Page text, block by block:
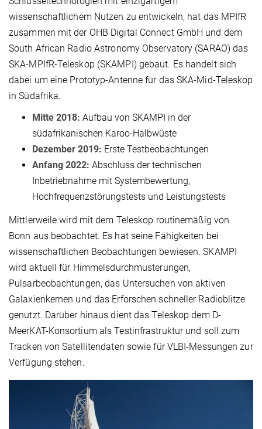
wissenschaftlichem Nutzen zu entwickeln, hat das MPIfR
zusammen mit der OHB Digital Connect GmbH und dem
South African Radio Astronomy Observatory (SARAO) das
SKA-MPIfR-Teleskop (SKAMPI) gebaut. Es handelt sich
dabei um eine Prototyp-Antenne für das SKA-Mid-Teleskop
in Südafrika.
Mitte 2018: Aufbau von SKAMPI in der
südafrikanischen Karoo-Halbwüste
Dezember 2019: Erste Testbeobachtungen
Anfang 2022: Abschluss der technischen
Inbetriebnahme mit Systembewertung,
Hochfrequenzstörungstests und Leistungstests
Mittlerweile wird mit dem Teleskop routinemäßig von
Bonn aus beobachtet. Es hat seine Fähigkeiten bei
wissenschaftlichen Beobachtungen bewiesen. SKAMPI
wird aktuell für Himmelsdurchmusterungen,
Pulsarbeobachtungen, das Untersuchen von aktiven
Galaxienkernen und das Erforschen schneller Radioblitze
genutzt. Darüber hinaus dient das Teleskop dem D-
MeerKAT-Konsortium als Testinfrastruktur und soll zum
Tracken von Satellitendaten sowie für VLBI-Messungen zur
Verfügung stehen.